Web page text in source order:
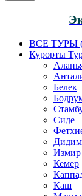
ВСЕ ТУРЫ
Курорты
Белек
Сиде
Дидим
Измир
Кемер
Каш